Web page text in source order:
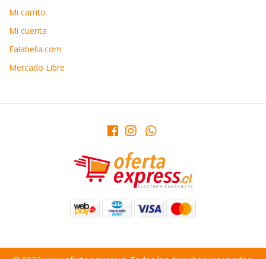
Mi carrito
Mi cuenta
Falabella.com
Mercado Libre